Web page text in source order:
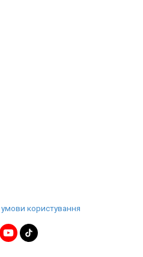
умови користування